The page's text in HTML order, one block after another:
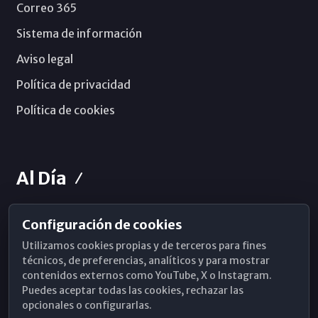
Correo 365
Sistema de información
Aviso legal
Política de privacidad
Política de cookies
Al Día
Horarios de Misa
Hemeroteca
WhatsApp
Configuración de cookies
Utilizamos cookies propias y de terceros para fines
técnicos, de preferencias, analíticos y para mostrar
contenidos externos como YouTube, X o Instagram.
Puedes aceptar todas las cookies, rechazar las
opcionales o configurarlas.